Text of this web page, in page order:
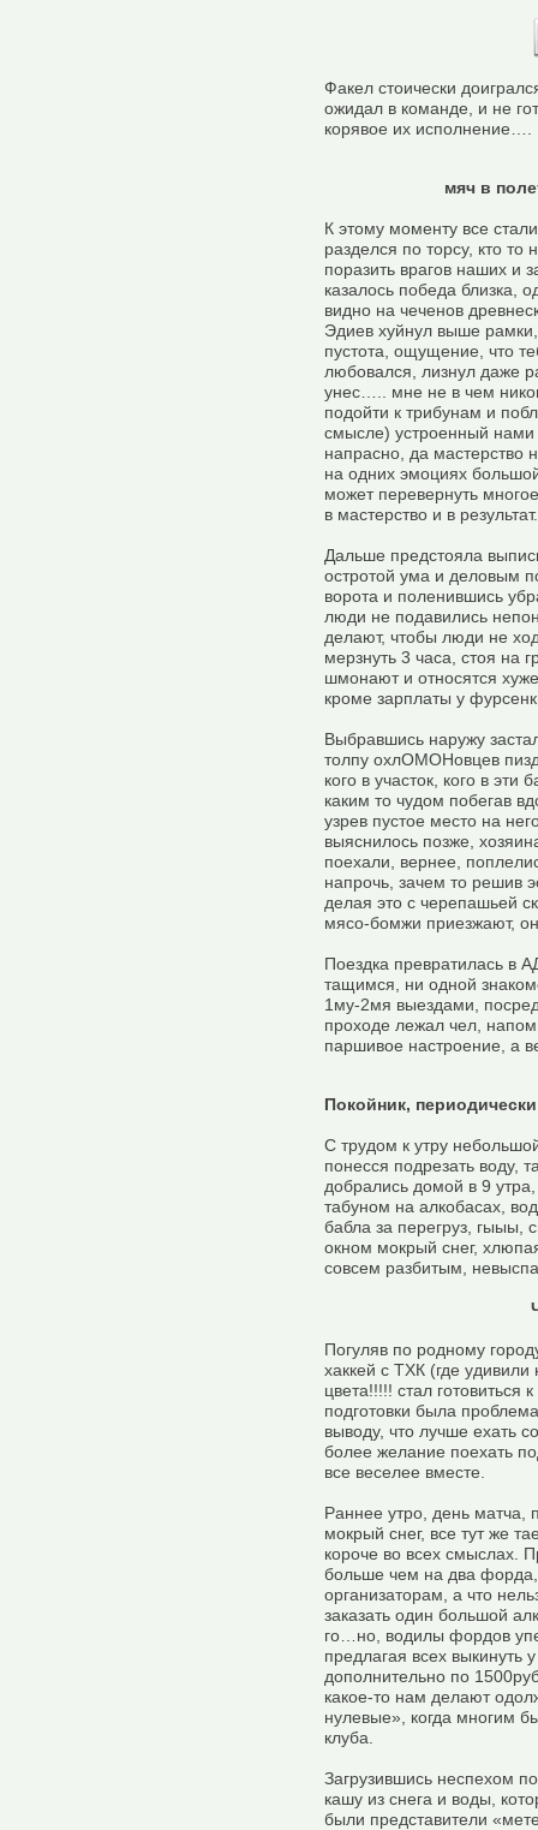
Факел стоически
ожидал в команде, и не
корявое их исполнение….
мяч в
К этому моменту все
разделся по торсу, кто
поразить врагов наших и
казалось победа близка,
видно на чеченов
Эдиев хуйнул выше
пустота, ощущение, что
любовался, лизнул даже
унес….. мне не в чем
подойти к трибунам и
смысле) устроенный нами
напрасно, да мастерство
на одних эмоциях
может перевернуть
в мастерство и в результат.
Дальше предстояла
остротой ума и деловым
ворота и поленившись
люди не подавились
делают, чтобы люди не
мерзнуть 3 часа, стоя на
шмонают и относятся
кроме зарплаты у
Выбравшись наружу
толпу охлОМОНовцев
кого в участок, кого в
каким то чудом побегав
узрев пустое место на
выяснилось позже,
поехали, вернее,
напрочь, зачем то решив
делая это с черепашьей
мясо-бомжи приезжают,
Поездка превратилась в
тащимся, ни одной
1му-2мя выездами,
проходе лежал чел,
паршивое настроение, а
Покойник,
С трудом к утру
понесся подрезать воду,
добрались домой в 9 утра,
табуном на алкобасах,
бабла за перегруз, гыыы,
окном мокрый снег,
совсем разбитым,
Погуляв по родному
хаккей с ТХК (где
цвета!!!!! стал
подготовки была
выводу, что лучше ехать
более желание поехать
все веселее вместе.
Раннее утро, день матча,
мокрый снег, все тут же
короче во всех смыслах.
больше чем на два форда,
организаторам, а что
заказать один большой
го…но, водилы фордов
предлагая всех выкинуть
дополнительно по
какое-то нам делают
нулевые», когда многим
клуба.
Загрузившись неспехом
кашу из снега и воды,
были представители